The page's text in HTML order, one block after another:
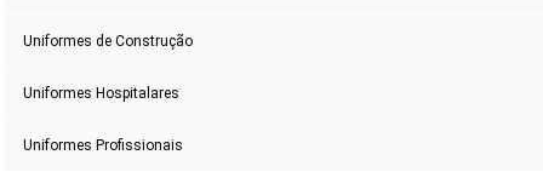
Uniformes de Construção
Uniformes Hospitalares
Uniformes Profissionais